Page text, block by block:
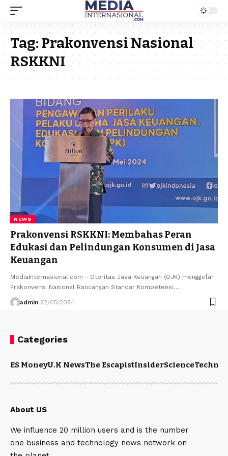
Tag:Prakonvensi Nasional
RSKKNI
NEWS
Prakonvensi RSKKNI: Membahas Peran
Edukasi dan Pelindungan Konsumen di Jasa
Keuangan
MediaInternasional.com - Otoritas Jasa Keuangan (OJK) menggelar
Prakonvensi Nasional Rancangan Standar Kompetensi…
admin 22/05/2024
Categories
ES MoneyU.K NewsThe EscapistInsiderScience
About US
We influence 20 million users and is the number
one business and technology news network on